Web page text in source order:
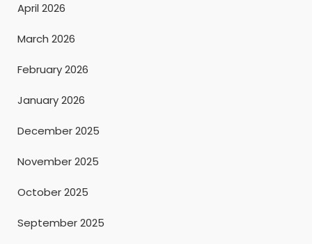
April 2026
March 2026
February 2026
January 2026
December 2025
November 2025
October 2025
September 2025